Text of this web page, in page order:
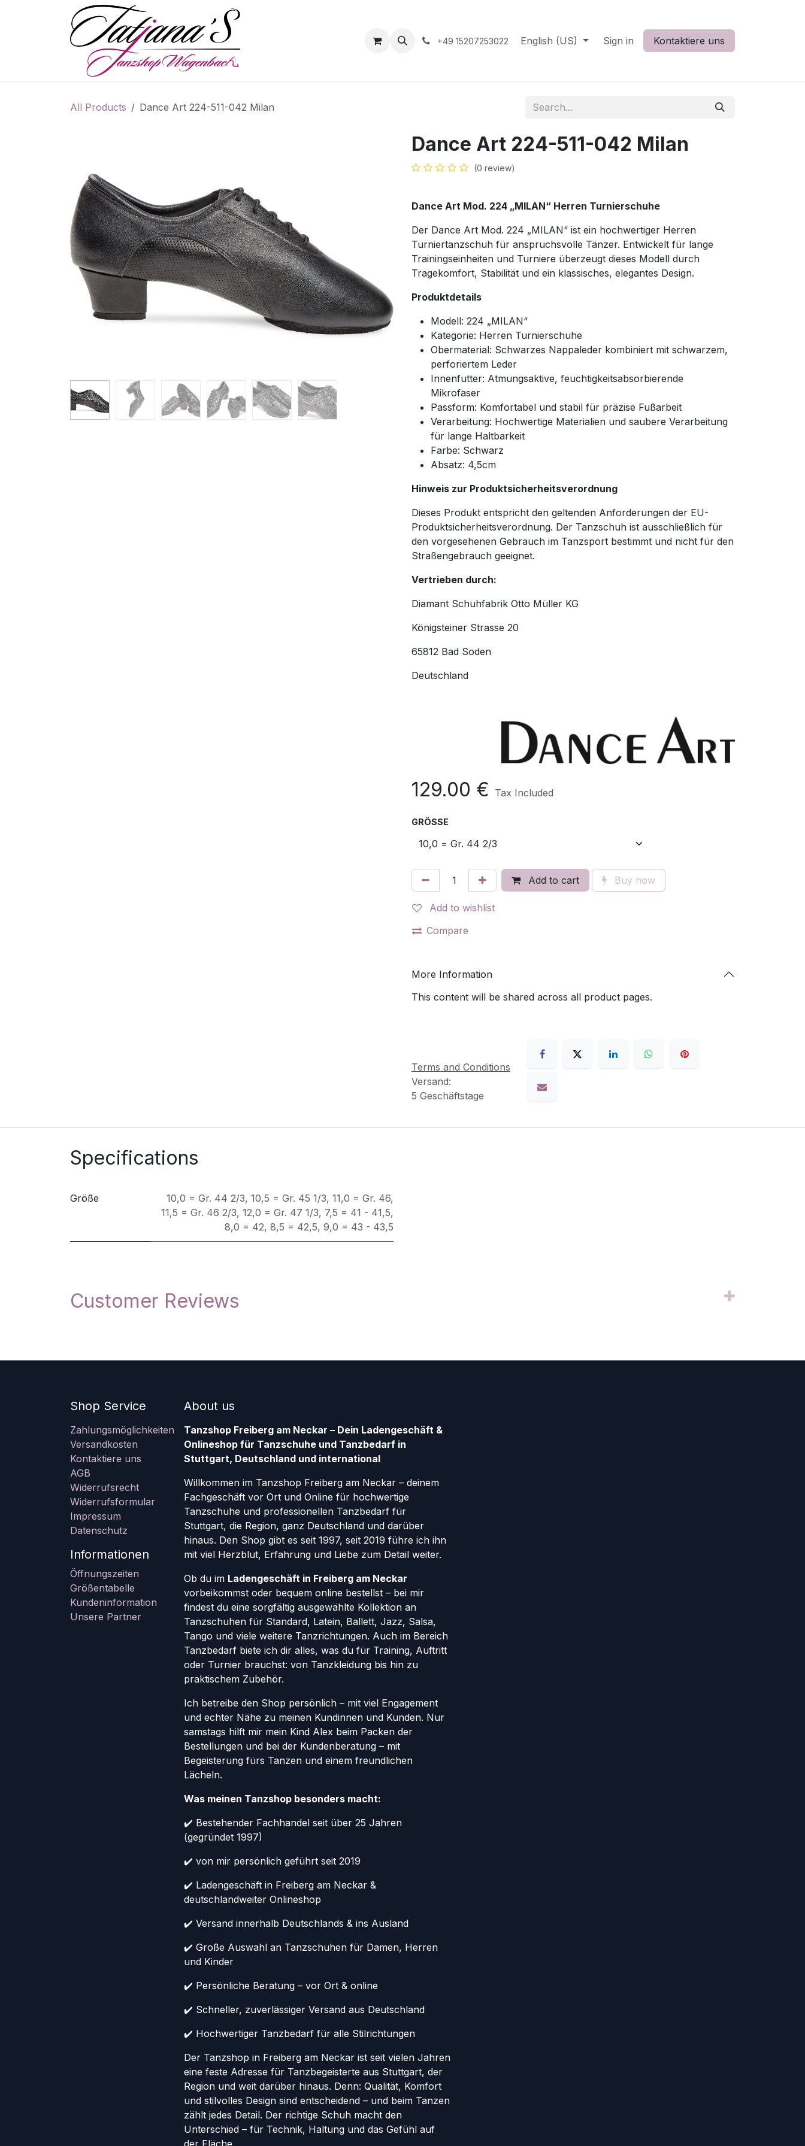
Appointment +49 15207253022 English (US) Sign in Kontaktiere uns
All Products Dance Art 224-511-042 Milan
Dance Art 224-511-042 Milan
(0 review)
Dance Art Mod. 224 „MILAN“ Herren Turnierschuhe
Der Dance Art Mod. 224 „MILAN“ ist ein hochwertiger Herren
Turniertanzschuh für anspruchsvolle Tänzer. Entwickelt für lange
Trainingseinheiten und Turniere überzeugt dieses Modell durch
Tragekomfort, Stabilität und ein klassisches, elegantes Design.
Produktdetails
Modell: 224 „MILAN“
Kategorie: Herren Turnierschuhe
Obermaterial: Schwarzes Nappaleder kombiniert mit schwarzem,
perforiertem Leder
Innenfutter: Atmungsaktive, feuchtigkeitsabsorbierende
Mikrofaser
Passform: Komfortabel und stabil für präzise Fußarbeit
Verarbeitung: Hochwertige Materialien und saubere Verarbeitung
für lange Haltbarkeit
Farbe: Schwarz
Absatz: 4,5cm
Hinweis zur Produktsicherheitsverordnung
Dieses Produkt entspricht den geltenden Anforderungen der EU-
Produktsicherheitsverordnung. Der Tanzschuh ist ausschließlich für
den vorgesehenen Gebrauch im Tanzsport bestimmt und nicht für den
Straßengebrauch geeignet.
Vertrieben durch:
Diamant Schuhfabrik Otto Müller KG
Königsteiner Strasse 20
65812 Bad Soden
Deutschland
129.00 € Tax Included
GRÖSSE
Add to cart Buy now
Add to wishlist
Compare
More Information
This content will be shared across all product pages.
Terms and Conditions
Versand:
5 Geschäftstage
Specifications
Größe 10,0 = Gr. 44 2/3, 10,5 = Gr. 45 1/3, 11,0 = Gr. 46,
11,5 = Gr. 46 2/3, 12,0 = Gr. 47 1/3, 7,5 = 41 - 41,5,
8,0 = 42, 8,5 = 42,5, 9,0 = 43 - 43,5
Customer Reviews
Shop Service
Zahlungsmöglichkeiten
Versandkosten
Kontaktiere uns
AGB
Widerrufsrecht
Widerrufsformular
Impressum
Datenschutz
Informationen
Öffnungszeiten
Größentabelle
Kundeninformation
Unsere Partner
About us
Tanzshop Freiberg am Neckar – Dein Ladengeschäft &
Onlineshop für Tanzschuhe und Tanzbedarf in
Stuttgart, Deutschland und international
Willkommen im Tanzshop Freiberg am Neckar – deinem
Fachgeschäft vor Ort und Online für hochwertige
Tanzschuhe und professionellen Tanzbedarf für
Stuttgart, die Region, ganz Deutschland und darüber
hinaus. Den Shop gibt es seit 1997, seit 2019 führe ich ihn
mit viel Herzblut, Erfahrung und Liebe zum Detail weiter.
Ob du im Ladengeschäft in Freiberg am Neckar
vorbeikommst oder bequem online bestellst – bei mir
findest du eine sorgfältig ausgewählte Kollektion an
Tanzschuhen für Standard, Latein, Ballett, Jazz, Salsa,
Tango und viele weitere Tanzrichtungen. Auch im Bereich
Tanzbedarf biete ich dir alles, was du für Training, Auftritt
oder Turnier brauchst: von Tanzkleidung bis hin zu
praktischem Zubehör.
Ich betreibe den Shop persönlich – mit viel Engagement
und echter Nähe zu meinen Kundinnen und Kunden. Nur
samstags hilft mir mein Kind Alex beim Packen der
Bestellungen und bei der Kundenberatung – mit
Begeisterung fürs Tanzen und einem freundlichen
Lächeln.
Was meinen Tanzshop besonders macht:
✔️ Bestehender Fachhandel seit über 25 Jahren
(gegründet 1997)
✔️ von mir persönlich geführt seit 2019
✔️ Ladengeschäft in Freiberg am Neckar &
deutschlandweiter Onlineshop
✔️ Versand innerhalb Deutschlands & ins Ausland
✔️ Große Auswahl an Tanzschuhen für Damen, Herren
und Kinder
✔️ Persönliche Beratung – vor Ort & online
✔️ Schneller, zuverlässiger Versand aus Deutschland
✔️ Hochwertiger Tanzbedarf für alle Stilrichtungen
Der Tanzshop in Freiberg am Neckar ist seit vielen Jahren
eine feste Adresse für Tanzbegeisterte aus Stuttgart, der
Region und weit darüber hinaus. Denn: Qualität, Komfort
und stilvolles Design sind entscheidend – und beim Tanzen
zählt jedes Detail. Der richtige Schuh macht den
Unterschied – für Technik, Haltung und das Gefühl auf
der Fläche.